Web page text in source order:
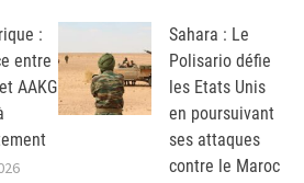
:
entre
AAKG
Sahara : Le
Polisario défie
les Etats Unis
en poursuivant
ses attaques
contre le Maroc